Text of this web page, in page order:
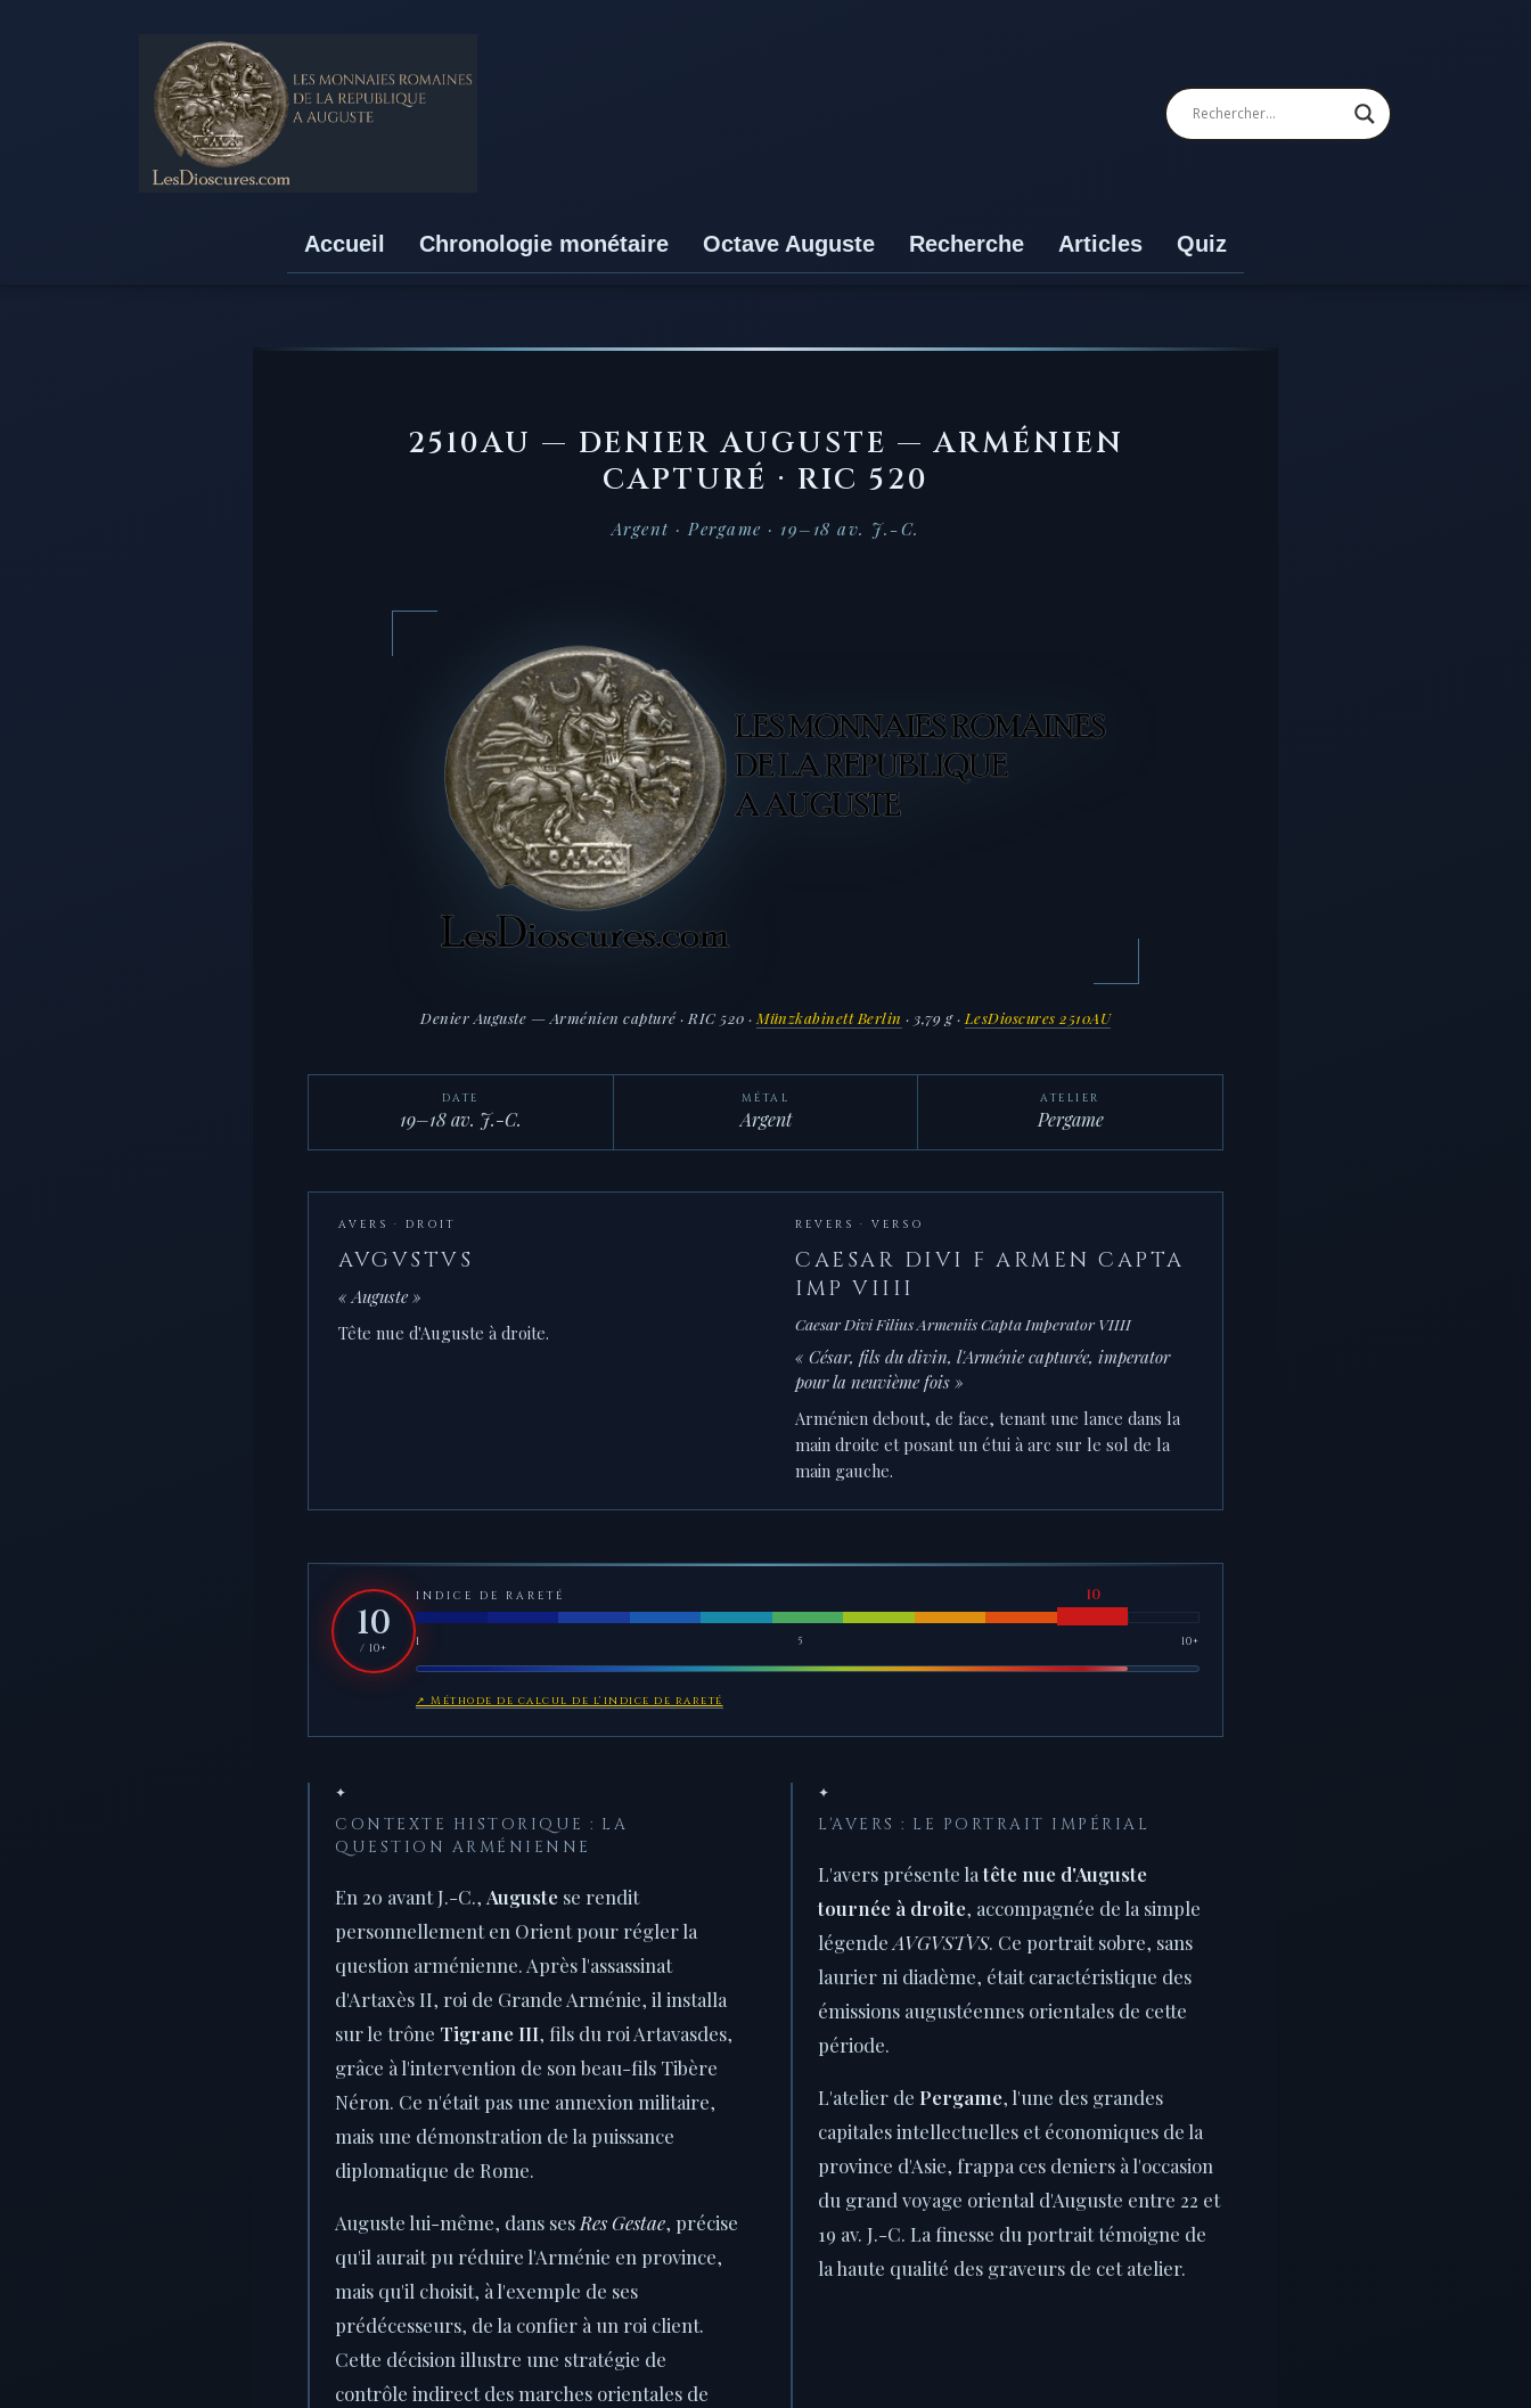
Accueil Chronologie monétaire Octave Auguste Recherche Articles Quiz
2510AU — DENIER AUGUSTE — ARMÉNIEN
CAPTURÉ · RIC 520
Argent · Pergame · 19–18 av. J.-C.
Denier Auguste — Arménien capturé · RIC 520 · Münzkabinett Berlin · 3,79 g · LesDioscures 2510AU
DATE
19–18 av. J.-C.
MÉTAL
Argent
ATELIER
Pergame
AVERS · DROIT
AVGVSTVS
« Auguste »
Tête nue d'Auguste à droite.
REVERS · VERSO
CAESAR DIVI F ARMEN CAPTA
IMP VIIII
Caesar Divi Filius Armeniis Capta Imperator VIIII
« César, fils du divin, l'Arménie capturée, imperator
pour la neuvième fois »
Arménien debout, de face, tenant une lance dans la
main droite et posant un étui à arc sur le sol de la
main gauche.
10
/ 10+
INDICE DE RARETÉ
1 5 10+
↗ Méthode de calcul de l'indice de rareté
✦
CONTEXTE HISTORIQUE : LA
QUESTION ARMÉNIENNE
En 20 avant J.-C., Auguste se rendit
personnellement en Orient pour régler la
question arménienne. Après l'assassinat
d'Artaxès II, roi de Grande Arménie, il installa
sur le trône Tigrane III, fils du roi Artavasdes,
grâce à l'intervention de son beau-fils Tibère
Néron. Ce n'était pas une annexion militaire,
mais une démonstration de la puissance
diplomatique de Rome.
Auguste lui-même, dans ses Res Gestae, précise
qu'il aurait pu réduire l'Arménie en province,
mais qu'il choisit, à l'exemple de ses
prédécesseurs, de la confier à un roi client.
Cette décision illustre une stratégie de
contrôle indirect des marches orientales de
✦
L'AVERS : LE PORTRAIT IMPÉRIAL
L'avers présente latête nue d'Auguste
tournée à droite, accompagnée de la simple
légende AVGVSTVS. Ce portrait sobre, sans
laurier ni diadème, était caractéristique des
émissions augustéennes orientales de cette
période.
L'atelier de Pergame, l'une des grandes
capitales intellectuelles et économiques de la
province d'Asie, frappa ces deniers à l'occasion
du grand voyage oriental d'Auguste entre 22 et
19 av. J.-C. La finesse du portrait témoigne de
la haute qualité des graveurs de cet atelier.